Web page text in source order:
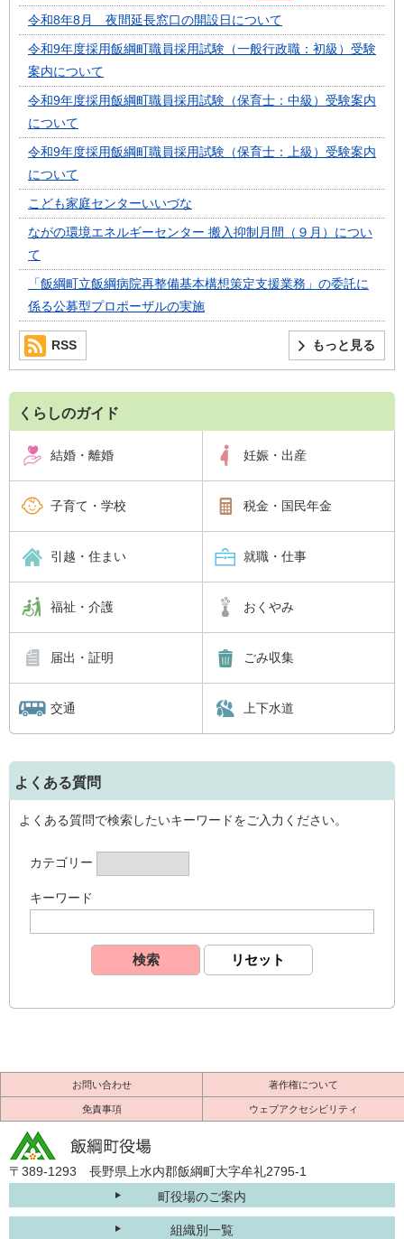
令和8年8月 夜間延長窓口の開設日について
令和9年度採用飯綱町職員採用試験（一般行政職：初級）受験
案内について
令和9年度採用飯綱町職員採用試験（保育士：中級）受験案内
について
令和9年度採用飯綱町職員採用試験（保育士：上級）受験案内
について
こども家庭センターいいづな
ながの環境エネルギーセンター 搬入抑制月間（９月）につい
て
「飯綱町立飯綱病院再整備基本構想策定支援業務」の委託に
係る公募型プロポーザルの実施
もっと見る
RSS
くらしのガイド
結婚・離婚 妊娠・出産
子育て・学校 税金・国民年金
引越・住まい 就職・仕事
福祉・介護 おくやみ
届出・証明 ごみ収集
交通 上下水道
よくある質問
よくある質問で検索したいキーワードをご入力ください。
カテゴリー
キーワード
お問い合わせ 著作権について
免責事項 ウェブアクセシビリティ
〒389-1293 長野県上水内郡飯綱町大字牟礼2795-1
町役場のご案内
組織別一覧